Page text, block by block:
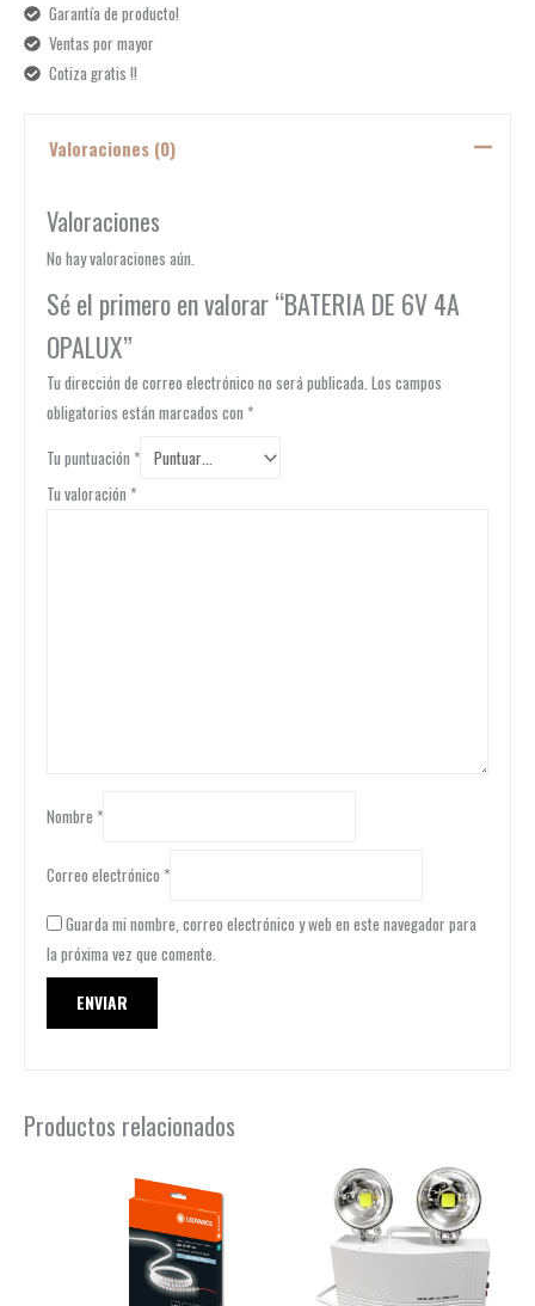
Garantía de producto!
Ventas por mayor
Cotiza gratis !!
Valoraciones (0)
Valoraciones
No hay valoraciones aún.
Sé el primero en valorar “BATERIA DE 6V 4A
OPALUX”
Tu dirección de correo electrónico no será publicada. Los campos
obligatorios están marcados con *
Tu puntuación *
Tu valoración *
Nombre *
Correo electrónico *
Guarda mi nombre, correo electrónico y web en este navegador para
la próxima vez que comente.
Productos relacionados